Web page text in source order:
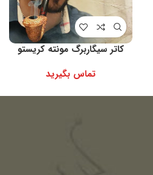
کاتر سیگاربرگ مونته کریستو
تماس بگیرید